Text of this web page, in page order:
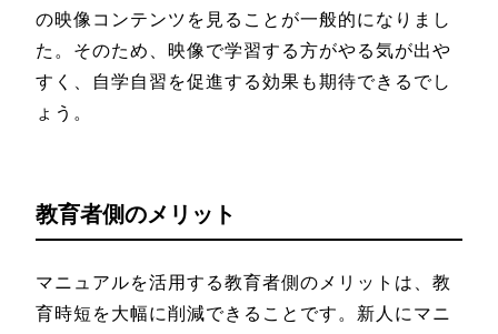
の映像コンテンツを見ることが一般的になりまし
た。そのため、映像で学習する方がやる気が出や
すく、自学自習を促進する効果も期待できるでし
ょう。
教育者側のメリット
マニュアルを活用する教育者側のメリットは、教
育時短を大幅に削減できることです。新人にマニ